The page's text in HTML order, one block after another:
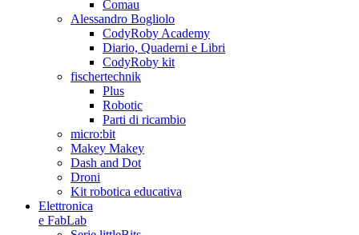
Comau
Alessandro Bogliolo
CodyRoby Academy
Diario, Quaderni e Libri
CodyRoby kit
fischertechnik
Plus
Robotic
Parti di ricambio
micro:bit
Makey Makey
Dash and Dot
Droni
Kit robotica educativa
Elettronica
e FabLab